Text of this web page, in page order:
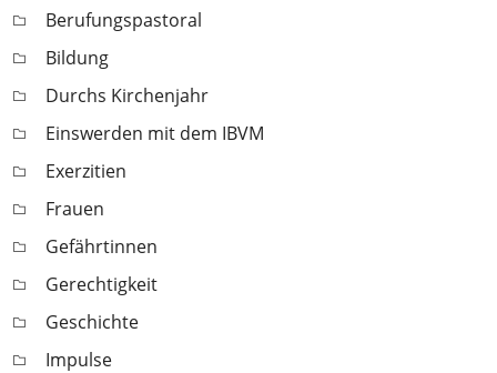
Berufungspastoral
Bildung
Durchs Kirchenjahr
Einswerden mit dem IBVM
Exerzitien
Frauen
Gefährtinnen
Gerechtigkeit
Geschichte
Impulse